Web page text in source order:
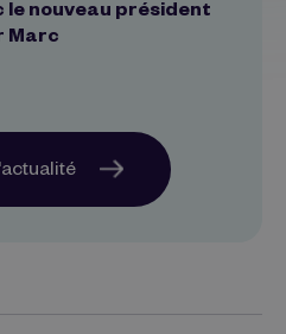
le nouveau président
Marc